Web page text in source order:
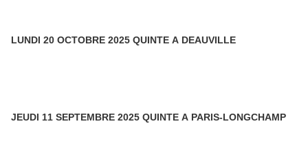
LUNDI 20 OCTOBRE 2025 QUINTE A DEAUVILLE
JEUDI 11 SEPTEMBRE 2025 QUINTE A PARIS-LONGCHAMP